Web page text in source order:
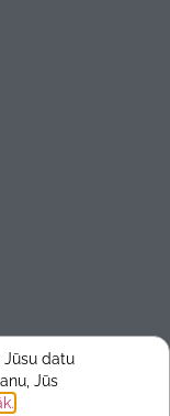
Jūsu datu
Jūs